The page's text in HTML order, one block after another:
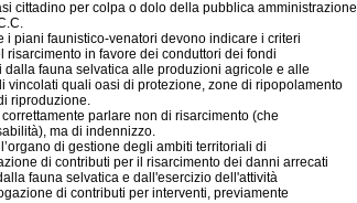
cittadino per colpa o dolo della pubblica amministrazione
i piani faunistico-venatori devono indicare i criteri
risarcimento in favore dei conduttori dei fondi
dalla fauna selvatica alle produzioni agricole e alle
vincolati quali oasi di protezione, zone di ripopolamento
riproduzione.
correttamente parlare non di risarcimento (che
ma di indennizzo.
di gestione degli ambiti territoriali di
di contributi per il risarcimento dei danni arrecati
fauna selvatica e dall'esercizio dell'attività
di contributi per interventi, previamente